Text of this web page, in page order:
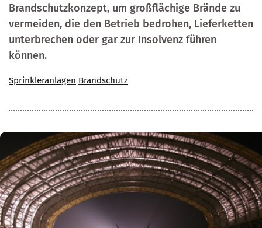
Brandschutzkonzept, um großflächige Brände zu
vermeiden, die den Betrieb bedrohen, Lieferketten
unterbrechen oder gar zur Insolvenz führen
können.
Sprinkleranlagen Brandschutz